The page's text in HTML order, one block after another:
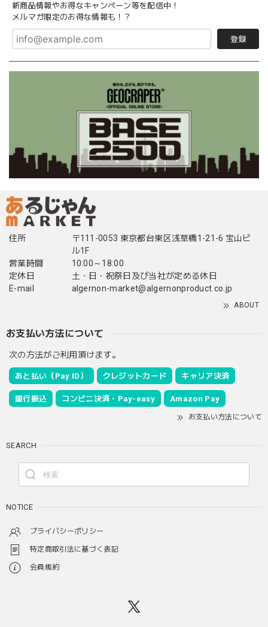
新商品情報やお得なキャンペーン等を配信中！
メルマガ限定のお得な情報も！？
登録
住所
〒111-0053 東京都台東区浅草橋1-21-6 宝山ビ
ル1F
営業時間
10:00～18:00
定休日
土・日・祝祭日及び当社が定める休日
E-mail
algernon-market@algernonproduct.co.jp
ABOUT
お支払い方法について
次の方法がご利用頂けます。
あと払い（Pay ID） クレジットカード キャリア決済
銀行振込 コンビニ決済・Pay-easy Amazon Pay
お支払い方法について
SEARCH
NOTICE
プライバシーポリシー
特定商取引法に基づく表記
会員規約